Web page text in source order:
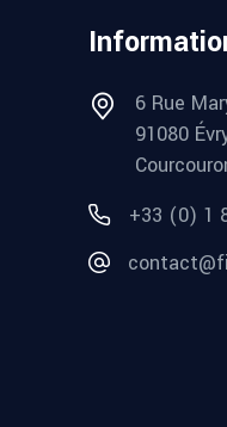
6 Rue
91080
+33 (0) 1